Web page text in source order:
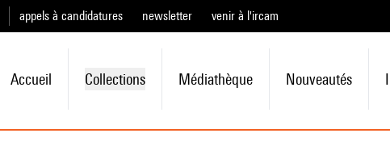
appels à candidatures newsletter venir à l'ircam
Accueil Collections Médiathèque Nouveautés